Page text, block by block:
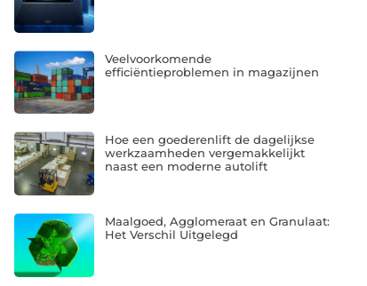
Veelvoorkomende
efficiëntieproblemen in magazijnen
Hoe een goederenlift de dagelijkse
werkzaamheden vergemakkelijkt
naast een moderne autolift
Maalgoed, Agglomeraat en Granulaat:
Het Verschil Uitgelegd